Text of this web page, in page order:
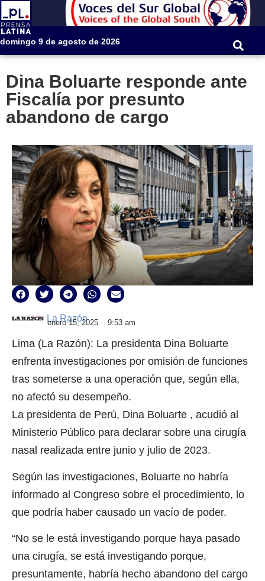
domingo 9 de agosto de 2026
Dina Boluarte responde ante
Fiscalía por presunto
abandono de cargo
La Razón
enero 15, 2025 9:53 am
Lima (La Razón): La presidenta Dina Boluarte
enfrenta investigaciones por omisión de funciones
tras someterse a una operación que, según ella,
no afectó su desempeño.
La presidenta de Perú, Dina Boluarte , acudió al
Ministerio Público para declarar sobre una cirugía
nasal realizada entre junio y julio de 2023.
Según las investigaciones, Boluarte no habría
informado al Congreso sobre el procedimiento, lo
que podría haber causado un vacío de poder.
“No se le está investigando porque haya pasado
una cirugía, se está investigando porque,
presuntamente, habría hecho abandono del cargo